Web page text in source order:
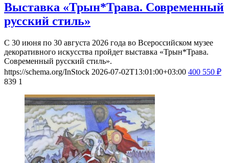
Выставка «Трын*Трава. Современный
русский стиль»
С 30 июня по 30 августа 2026 года во Всероссийском музее
декоративного искусства пройдет выставка «Трын*Трава.
Современный русский стиль».
https://schema.org/InStock 2026-07-02T13:01:00+03:00 400 550 ₽
839 1